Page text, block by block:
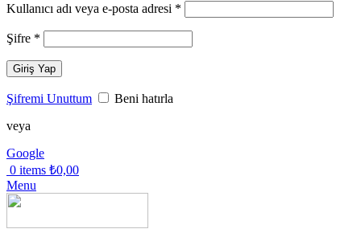
Kullanıcı adı veya e-posta adresi *
Şifre *
Giriş Yap
Şifremi Unuttum
Beni hatırla
veya
Google
0 items ₺0,00
Menu